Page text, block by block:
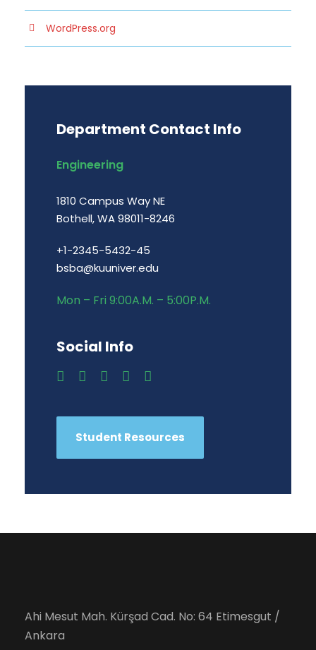
WordPress.org
Department Contact Info
Engineering
1810 Campus Way NE
Bothell, WA 98011-8246
+1-2345-5432-45
bsba@kuuniver.edu
Mon – Fri 9:00A.M. – 5:00P.M.
Social Info
Student Resources
Ahi Mesut Mah. Kürşad Cad. No: 64 Etimesgut /
Ankara